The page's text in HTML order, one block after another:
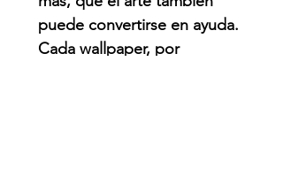
puede convertirse en ayuda.
Cada wallpaper, por